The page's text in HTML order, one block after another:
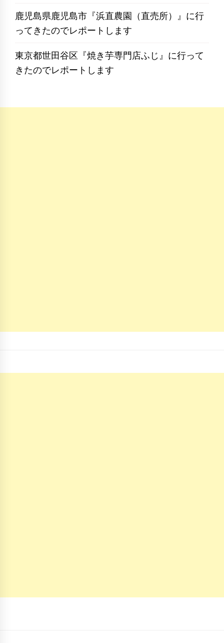
鹿児島県鹿児島市『浜直農園（直売所）』に行
ってきたのでレポートします
東京都世田谷区『焼き芋専門店ふじ』に行って
きたのでレポートします